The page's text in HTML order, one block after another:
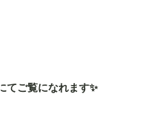
てご覧になれます✨